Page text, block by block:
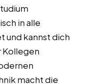
in alle
und kannst dich
Kollegen
macht die